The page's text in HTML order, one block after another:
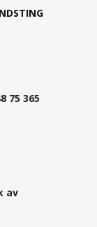
75 365
av